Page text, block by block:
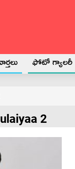
ఫోటో గ్యాలరీ
2